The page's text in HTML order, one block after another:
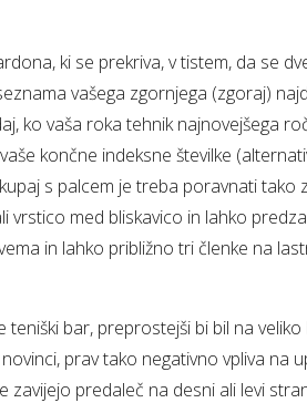
ki se prekriva, v tistem, da se
vašega zgornjega (zgoraj)
ko vaša roka tehnik najnovejšega
končne indeksne številke
s palcem je treba poravnati tako
vrstico med bliskavico in lahko
in lahko približno tri členke na
teniški bar, preprostejši bi bil na
prav tako negativno vpliva na
zavijejo predaleč na desni ali levi